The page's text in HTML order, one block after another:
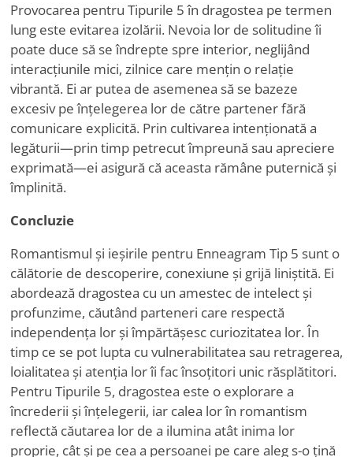
Provocarea pentru Tipurile 5 în dragostea pe termen
lung este evitarea izolării. Nevoia lor de solitudine îi
poate duce să se îndrepte spre interior, neglijând
interacțiunile mici, zilnice care mențin o relație
vibrantă. Ei ar putea de asemenea să se bazeze
excesiv pe înțelegerea lor de către partener fără
comunicare explicită. Prin cultivarea intenționată a
legăturii—prin timp petrecut împreună sau apreciere
exprimată—ei asigură că aceasta rămâne puternică și
împlinită.
Concluzie
Romantismul și ieșirile pentru Enneagram Tip 5 sunt o
călătorie de descoperire, conexiune și grijă liniștită. Ei
abordează dragostea cu un amestec de intelect și
profunzime, căutând parteneri care respectă
independența lor și împărtășesc curiozitatea lor. În
timp ce se pot lupta cu vulnerabilitatea sau retragerea,
loialitatea și atenția lor îi fac însoțitori unic răsplătitori.
Pentru Tipurile 5, dragostea este o explorare a
încrederii și înțelegerii, iar calea lor în romantism
reflectă căutarea lor de a ilumina atât inima lor
proprie, cât și pe cea a persoanei pe care aleg s-o țină